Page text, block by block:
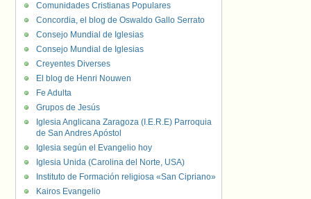
Comunidades Cristianas Populares
Concordia, el blog de Oswaldo Gallo Serrato
Consejo Mundial de Iglesias
Consejo Mundial de Iglesias
Creyentes Diverses
El blog de Henri Nouwen
Fe Adulta
Grupos de Jesús
Iglesia Anglicana Zaragoza (I.E.R.E) Parroquia
de San Andres Apóstol
Iglesia según el Evangelio hoy
Iglesia Unida (Carolina del Norte, USA)
Instituto de Formación religiosa «San Cipriano»
Kairos Evangelio